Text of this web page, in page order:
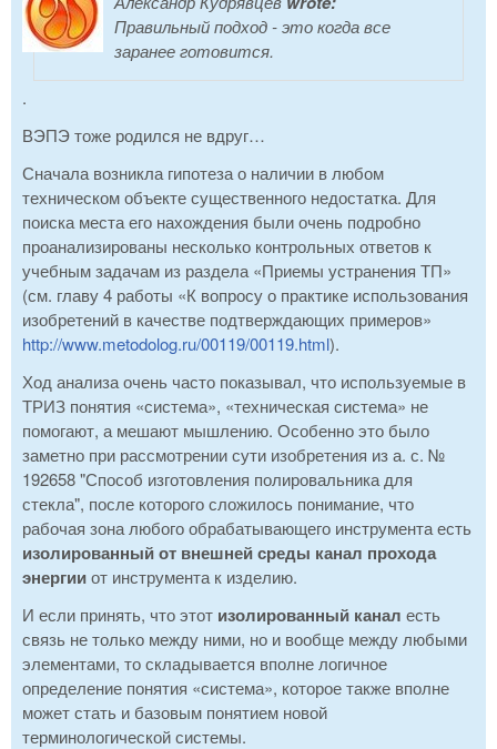
Правильный подход - это когда все
заранее готовится.
.
ВЭПЭ тоже родился не вдруг…
Сначала возникла гипотеза о наличии в любом
техническом объекте существенного недостатка. Для
поиска места его нахождения были очень подробно
проанализированы несколько контрольных ответов к
учебным задачам из раздела «Приемы устранения ТП»
(см. главу 4 работы «К вопросу о практике использования
изобретений в качестве подтверждающих примеров»
http://www.metodolog.ru/00119/00119.html).
Ход анализа очень часто показывал, что используемые в
ТРИЗ понятия «система», «техническая система» не
помогают, а мешают мышлению. Особенно это было
заметно при рассмотрении сути изобретения из а. с. №
192658 "Способ изготовления полировальника для
стекла", после которого сложилось понимание, что
рабочая зона любого обрабатывающего инструмента есть
изолированный от внешней среды канал прохода
энергииот инструмента к изделию.
И если принять, что этот изолированный канал есть
связь не только между ними, но и вообще между любыми
элементами, то складывается вполне логичное
определение понятия «система», которое также вполне
может стать и базовым понятием новой
терминологической системы.